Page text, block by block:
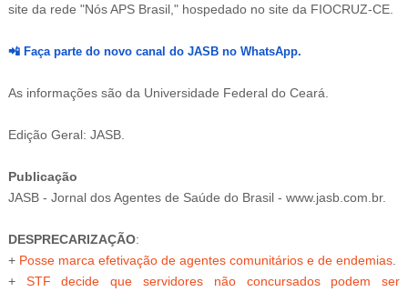
site da rede "Nós APS Brasil," hospedado no site da FIOCRUZ-CE.
📲 Faça parte do novo canal do JASB no WhatsApp.
As informações são da Universidade Federal do Ceará.
Edição Geral: JASB.
Publicação
JASB - Jornal dos Agentes de Saúde do Brasil - www.jasb.com.br.
DESPRECARIZAÇÃO:
+ Posse marca efetivação de agentes comunitários e de endemias.
+ STF decide que servidores não concursados podem ser